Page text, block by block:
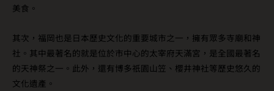
美食。
其次，福岡也是日本歷史文化的重要城市之一，擁有眾多寺廟和神
社。其中最著名的就是位於市中心的太宰府天滿宮，是全國最著名
的天神祭之一。此外，還有博多祇園山笠、櫻井神社等歷史悠久的
文化遺產。